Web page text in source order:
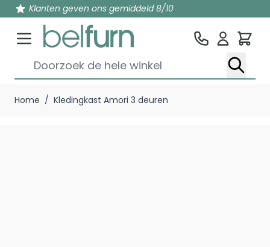
Klanten geven ons gemiddeld 8/10
Doorzoek de hele winkel
Home / Kledingkast Amori 3 deuren